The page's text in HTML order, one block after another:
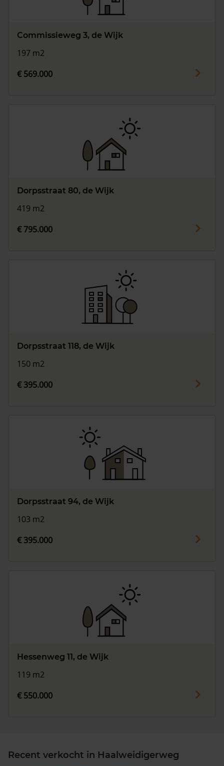
Commissieweg 3, de Wijk
197 m2
€ 569.000
Dorpsstraat 80, de Wijk
419 m2
€ 795.000
Dorpsstraat 118, de Wijk
150 m2
€ 395.000
Dorpsstraat 94, de Wijk
103 m2
€ 395.000
Hessenweg 11, de Wijk
119 m2
€ 550.000
Recent verkocht in Haalweidigerweg